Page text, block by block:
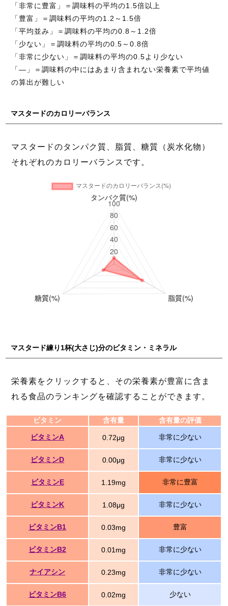
「非常に豊富」＝調味料の平均の1.5倍以上
「豊富」＝調味料の平均の1.2～1.5倍
「平均並み」＝調味料の平均の0.8～1.2倍
「少ない」＝調味料の平均の0.5～0.8倍
「非常に少ない」＝調味料の平均の0.5より少ない
「―」＝調味料の中にはあまり含まれない栄養素で平均値
の算出が難しい
マスタードのカロリーバランス
マスタードのタンパク質、脂質、糖質（炭水化物）
それぞれのカロリーバランスです。
マスタード練り1杯(大さじ)分のビタミン・ミネラル
栄養素をクリックすると、その栄養素が豊富に含ま
れる食品のランキングを確認することができます。
ビタミン 含有量 含有量の評価
ビタミンA 0.72μg 非常に少ない
ビタミンD 0.00μg 非常に少ない
ビタミンE 1.19mg 非常に豊富
ビタミンK 1.08μg 非常に少ない
ビタミンB1 0.03mg 豊富
ビタミンB2 0.01mg 非常に少ない
ナイアシン 0.23mg 非常に少ない
ビタミンB6 0.02mg 少ない